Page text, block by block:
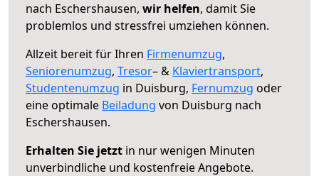
nach Eschershausen, wir helfen, damit Sie
problemlos und stressfrei umziehen können.
Allzeit bereit für Ihren Firmenumzug,
Seniorenumzug, Tresor– & Klaviertransport,
Studentenumzug in Duisburg, Fernumzug oder
eine optimale Beiladung von Duisburg nach
Eschershausen.
Erhalten Sie jetzt in nur wenigen Minuten
unverbindliche und kostenfreie Angebote.